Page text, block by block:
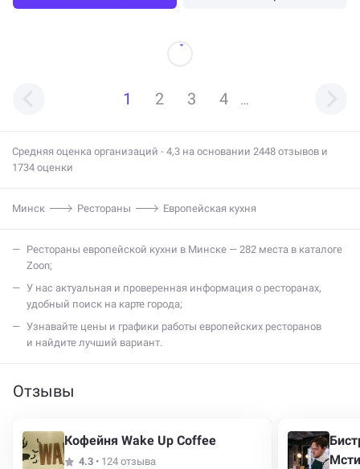
1 2 3 4 …
Средняя оценка организаций - 4,3 на основании 2448 отзывов и
1734 оценки
Минск Рестораны Европейская кухня
Рестораны европейской кухни в Минске — 282 места в каталоге
Zoon;
У нас актуальная и проверенная информация о ресторанах,
удобный поиск на карте города;
Узнавайте цены и графики работы европейских ресторанов
и найдите лучший вариант.
Отзывы
Кофейня Wake Up Coffee
4.3 • 124 отзыва